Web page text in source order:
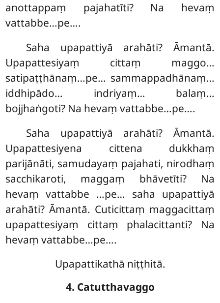
anottappaṃ pajahatīti? Na hevaṃ
vattabbe…pe….
Saha upapattiyā arahāti? Āmantā.
Upapattesiyaṃ cittaṃ maggo…
satipaṭṭhānaṃ…pe… sammappadhānaṃ…
iddhipādo… indriyaṃ… balaṃ…
bojjhaṅgoti? Na hevaṃ vattabbe…pe….
Saha upapattiyā arahāti? Āmantā.
Upapattesiyena cittena dukkhaṃ
parijānāti, samudayaṃ pajahati, nirodhaṃ
sacchikaroti, maggaṃ bhāvetīti? Na
hevaṃ vattabbe …pe… saha upapattiyā
arahāti? Āmantā. Cuticittaṃ maggacittaṃ
upapattesiyaṃ cittaṃ phalacittanti? Na
hevaṃ vattabbe…pe….
Upapattikathā niṭṭhitā.
4. Catutthavaggo